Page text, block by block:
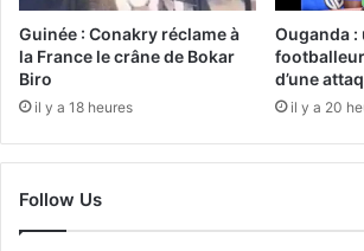
Guinée : Conakry réclame à
la France le crâne de Bokar
Biro
il y a 18 heures
Ouganda :
d’une
il y a 20
Follow Us